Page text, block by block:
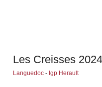
Les Creisses
Languedoc - Igp Herault